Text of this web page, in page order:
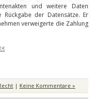
und weitere Daten
der Datensätze. Er
verweigerte die Zahlung
| Keine Kommentare »